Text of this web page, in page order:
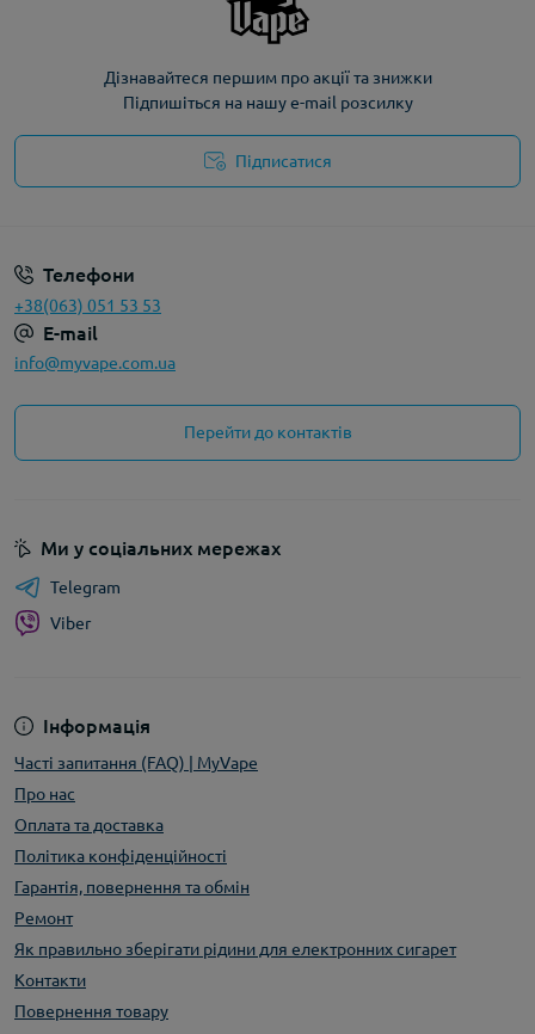
Дізнавайтеся першим про акції та знижки
Підпишіться на нашу e-mail розсилку
Підписатися
Телефони
+38(063) 051 53 53
E-mail
info@myvape.com.ua
Перейти до контактів
Інформація
Часті запитання (FAQ) | MyVape
Про нас
Оплата та доставка
Політика конфіденційності
Гарантія, повернення та обмін
Ремонт
Як правильно зберігати рідини для електронних сигарет
Контакти
Повернення товару
Ми у соціальних мережах
Telegram
Viber